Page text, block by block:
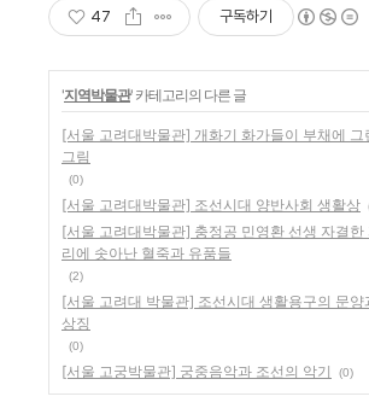
47 구독하기
'지역박물관' 카테고리의 다른 글
[서울 고려대박물관] 개화기 화가들이 부채에 그
그림
(0)
[서울 고려대박물관] 조선시대 양반사회 생활상
[서울 고려대박물관] 충정공 민영환 선생 자결한
리에 솟아난 혈죽과 유품들
(2)
[서울 고려대 박물관] 조선시대 생활용구의 문양
상징
(0)
[서울 고궁박물관] 궁중음악과 조선의 악기 (0)